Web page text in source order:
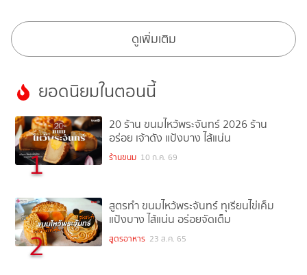
ดูเพิ่มเติม
ยอดนิยมในตอนนี้
1
20 ร้าน ขนมไหว้พระจันทร์ 2026 ร้าน
อร่อย เจ้าดัง แป้งบาง ไส้แน่น
ร้านขนม 10 ก.ค. 69
2
สูตรทำ ขนมไหว้พระจันทร์ ทุเรียนไข่เค็ม
แป้งบาง ไส้แน่น อร่อยจัดเต็ม
สูตรอาหาร 23 ส.ค. 65